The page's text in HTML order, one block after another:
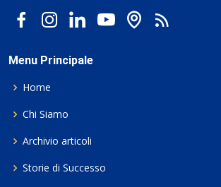
Menu Principale
Home
Chi Siamo
Archivio articoli
Storie di Successo